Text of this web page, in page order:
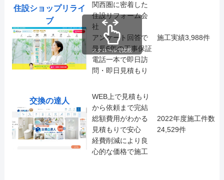
住設ショップリライ
ブ
関西圏に密着した
住設リフォーム会
社
アンケート回答で
最長6年の工事保証
電話一本で即日訪
問・即日見積もり
施工実績3,988件
交換の達人
WEB上で見積もり
から依頼まで完結
総額費用がわかる
見積もりで安心
経費削減により良
心的な価格で施工
2022年度施工件数
24,529件
スクロールで比較